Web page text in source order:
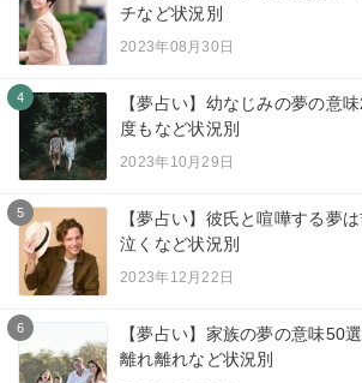
チなど状況別
2023年08月30日
4
【夢占い】幼なじみの夢の意
度もなど状況別
2023年10月29日
5
【夢占い】彼氏と喧嘩する夢
泣くなど状況別
2023年12月22日
6
【夢占い】家族の夢の意味50
離れ離れなど状況別